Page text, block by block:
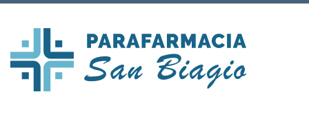
Passa
principale
San
Biagio